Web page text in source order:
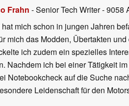
Frahn - Senior Tech Writer- 9058
hat mich schon in jungen Jahren
mich das Modden, Übertakten
ich zudem ein spezielles
Nachdem ich bei einer Tätigkeit
Notebookcheck auf die Suche
Leidenschaft für den